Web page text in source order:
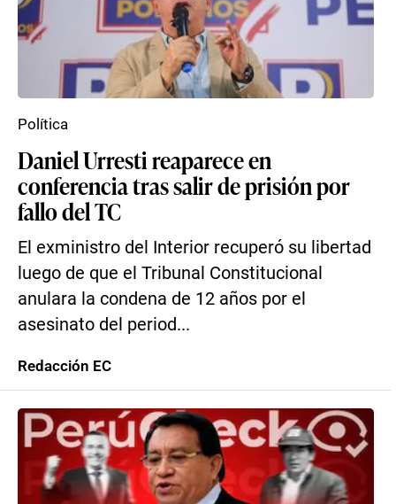
Daniel Urresti reaparece en
conferencia tras salir de prisión por
fallo del TC
El exministro del Interior recuperó su libertad
luego de que el Tribunal Constitucional
anulara la condena de 12 años por el
asesinato del period...
Política
Redacción EC